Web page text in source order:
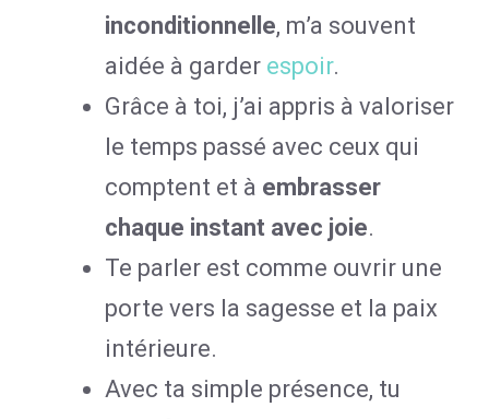
inconditionnelle, m’a souvent
aidée à garder espoir.
Grâce à toi, j’ai appris à valoriser
le temps passé avec ceux qui
comptent et à embrasser
chaque instant avec joie.
Te parler est comme ouvrir une
porte vers la sagesse et la paix
intérieure.
Avec ta simple présence, tu